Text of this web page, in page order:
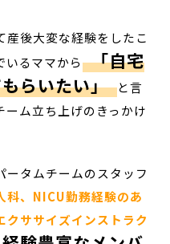
後大変な経験をしたこ
いるママから 「自宅
らいたい」 と言
ム立ち上げのきっかけ
タムチームのスタッフ
、 NICU勤務経験のあ
クササイズインストラク